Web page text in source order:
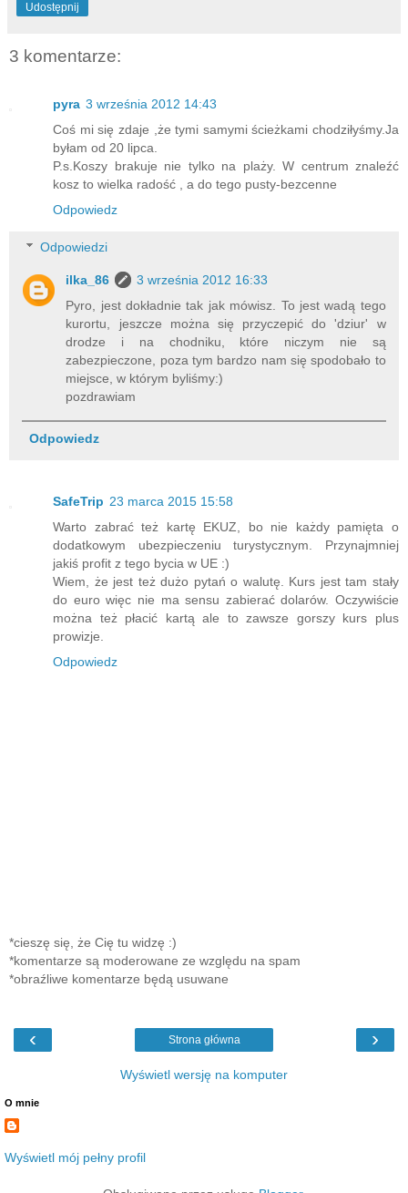
Udostępnij
3 komentarze:
pyra 3 września 2012 14:43
Coś mi się zdaje ,że tymi samymi ścieżkami chodziłyśmy.Ja
byłam od 20 lipca.
P.s.Koszy brakuje nie tylko na plaży. W centrum znaleźć
kosz to wielka radość , a do tego pusty-bezcenne
Odpowiedz
Odpowiedzi
ilka_86
3 września 2012 16:33
Pyro, jest dokładnie tak jak mówisz. To jest wadą tego
kurortu, jeszcze można się przyczepić do 'dziur' w
drodze i na chodniku, które niczym nie są
zabezpieczone, poza tym bardzo nam się spodobało to
miejsce, w którym byliśmy:)
pozdrawiam
Odpowiedz
SafeTrip 23 marca 2015 15:58
Warto zabrać też kartę EKUZ, bo nie każdy pamięta o
dodatkowym ubezpieczeniu turystycznym. Przynajmniej
jakiś profit z tego bycia w UE :)
Wiem, że jest też dużo pytań o walutę. Kurs jest tam stały
do euro więc nie ma sensu zabierać dolarów. Oczywiście
można też płacić kartą ale to zawsze gorszy kurs plus
prowizje.
Odpowiedz
*cieszę się, że Cię tu widzę :)
*komentarze są moderowane ze względu na spam
*obraźliwe komentarze będą usuwane
‹ ›
Strona główna
Wyświetl wersję na komputer
O mnie
Wyświetl mój pełny profil